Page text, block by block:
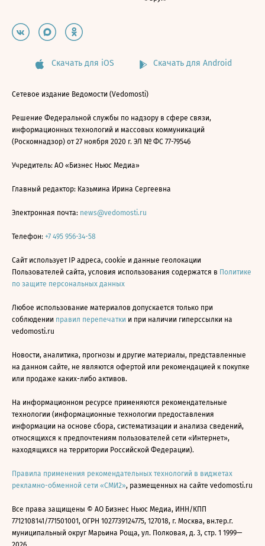
Скачать для iOS Скачать для Android
Сетевое издание Ведомости (Vedomosti)
Решение Федеральной службы по надзору в сфере связи,
информационных технологий и массовых коммуникаций
(Роскомнадзор) от 27 ноября 2020 г. ЭЛ № ФС 77-79546
Учредитель: АО «Бизнес Ньюс Медиа»
Главный редактор: Казьмина Ирина Сергеевна
Электронная почта: news@vedomosti.ru
Телефон: +7 495 956-34-58
Сайт использует IP адреса, cookie и данные геолокации
Пользователей сайта, условия использования содержатся в Политике
по защите персональных данных
Любое использование материалов допускается только при
соблюдении правил перепечатки и при наличии гиперссылки на
vedomosti.ru
Новости, аналитика, прогнозы и другие материалы, представленные
на данном сайте, не являются офертой или рекомендацией к покупке
или продаже каких-либо активов.
На информационном ресурсе применяются рекомендательные
технологии (информационные технологии предоставления
информации на основе сбора, систематизации и анализа сведений,
относящихся к предпочтениям пользователей сети «Интернет»,
находящихся на территории Российской Федерации).
Правила применения рекомендательных технологий в виджетах
рекламно-обменной сети «СМИ2», размещенных на сайте vedomosti.ru
Все права защищены © АО Бизнес Ньюс Медиа, ИНН/КПП
7712108141/771501001, ОГРН 1027739124775, 127018, г. Москва, вн.тер.г.
муниципальный округ Марьина Роща, ул. Полковая, д. 3, стр. 1 1999—